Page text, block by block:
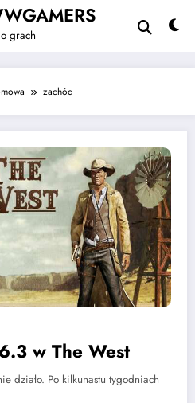
grach
zachód
w The West
działo. Po kilkunastu tygodniach